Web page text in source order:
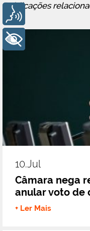
Publicações
10.jul
Câmara nega
anular voto de
+ Ler Mais